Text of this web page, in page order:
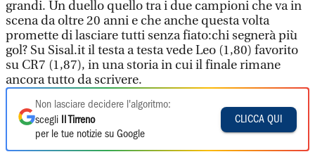
grandi. Un duello quello tra i due campioni che va in
scena da oltre 20 anni e che anche questa volta
promette di lasciare tutti senza fiato:chi segnerà più
gol? Su Sisal.it il testa a testa vede Leo (1,80) favorito
su CR7 (1,87), in una storia in cui il finale rimane
ancora tutto da scrivere.
Non lasciare decidere l'algoritmo:
scegli
Il Tirreno
per le tue notizie su Google
CLICCA QUI